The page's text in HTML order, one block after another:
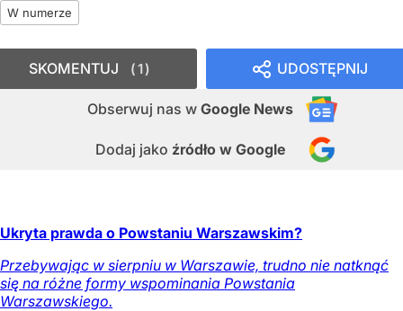
W numerze
UDOSTĘPNIJ
Obserwuj nas w Google News
Dodaj jako źródło w Google
SKOMENTUJ 1
Ukryta prawda o Powstaniu Warszawskim?
Przebywając w sierpniu w Warszawie, trudno nie natknąć
się na różne formy wspominania Powstania
Warszawskiego.